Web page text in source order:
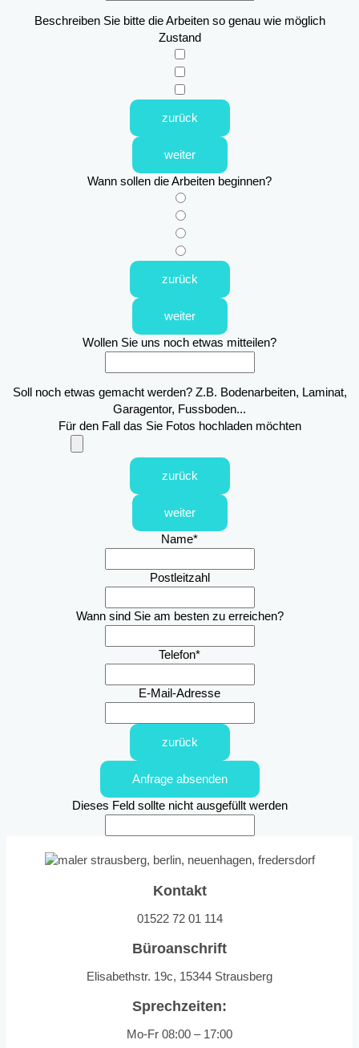
Beschreiben Sie bitte die Arbeiten so genau wie möglich
Zustand
zurück
weiter
Wann sollen die Arbeiten beginnen?
zurück
weiter
Wollen Sie uns noch etwas mitteilen?
Soll noch etwas gemacht werden? Z.B. Bodenarbeiten, Laminat,
Garagentor, Fussboden...
Für den Fall das Sie Fotos hochladen möchten
zurück
weiter
Name*
Postleitzahl
Wann sind Sie am besten zu erreichen?
Telefon*
E-Mail-Adresse
zurück
Anfrage absenden
Dieses Feld sollte nicht ausgefüllt werden
Kontakt
01522 72 01 114
Büroanschrift
Elisabethstr. 19c, 15344 Strausberg
Sprechzeiten:
Mo-Fr 08:00 – 17:00